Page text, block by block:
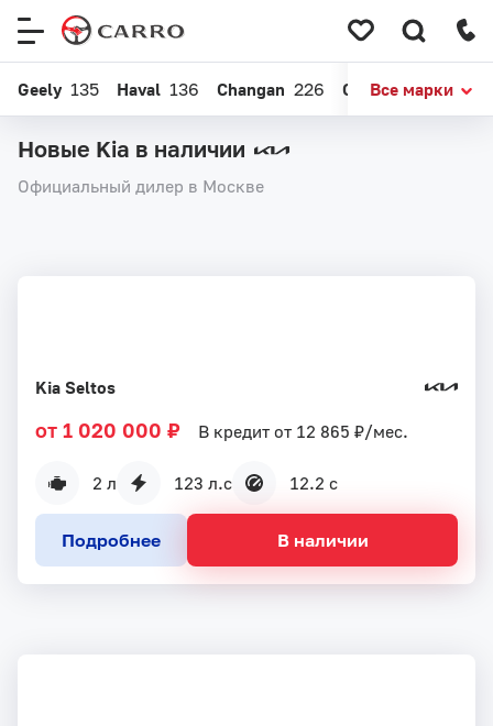
Geely 135 Haval 136 Changan 226 Chery 164
Все марки
Новые Kia в наличии
Официальный дилер в Москве
Kia Seltos
2 л 123 л.с 12.2 с
от 1 020 000 ₽ В кредит от 12 865 ₽/мес.
Подробнее В наличии